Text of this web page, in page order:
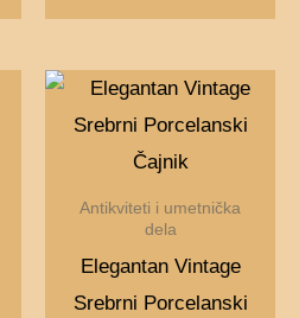
Antikviteti i umetnička
dela
Elegantan Vintage
Srebrni Porcelanski